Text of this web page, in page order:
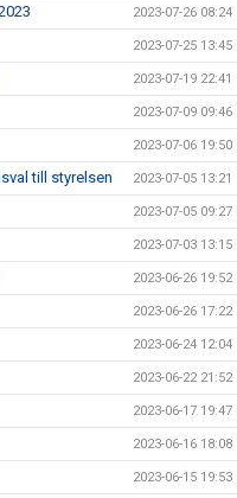
2023-07-26 08:24
2023-07-25 13:45
2023-07-19 22:41
2023-07-09 09:46
2023-07-06 19:50
till styrelsen 2023-07-05 13:21
2023-07-05 09:27
2023-07-03 13:15
2023-06-26 19:52
2023-06-26 17:22
2023-06-24 12:04
2023-06-22 21:52
2023-06-17 19:47
2023-06-16 18:08
2023-06-15 19:53